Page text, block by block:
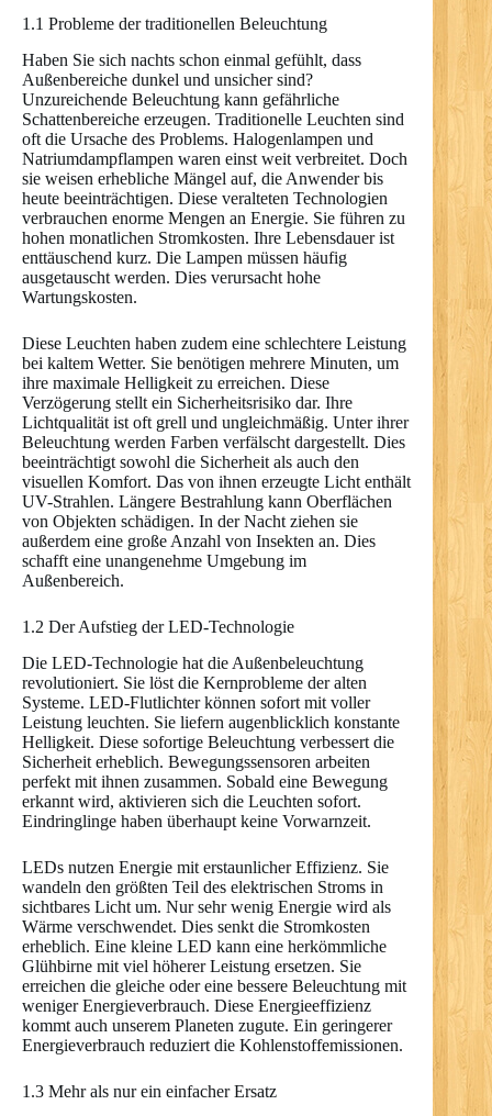
1.1 Probleme der traditionellen Beleuchtung
Haben Sie sich nachts schon einmal gefühlt, dass
Außenbereiche dunkel und unsicher sind?
Unzureichende Beleuchtung kann gefährliche
Schattenbereiche erzeugen. Traditionelle Leuchten sind
oft die Ursache des Problems. Halogenlampen und
Natriumdampflampen waren einst weit verbreitet. Doch
sie weisen erhebliche Mängel auf, die Anwender bis
heute beeinträchtigen. Diese veralteten Technologien
verbrauchen enorme Mengen an Energie. Sie führen zu
hohen monatlichen Stromkosten. Ihre Lebensdauer ist
enttäuschend kurz. Die Lampen müssen häufig
ausgetauscht werden. Dies verursacht hohe
Wartungskosten.
Diese Leuchten haben zudem eine schlechtere Leistung
bei kaltem Wetter. Sie benötigen mehrere Minuten, um
ihre maximale Helligkeit zu erreichen. Diese
Verzögerung stellt ein Sicherheitsrisiko dar. Ihre
Lichtqualität ist oft grell und ungleichmäßig. Unter ihrer
Beleuchtung werden Farben verfälscht dargestellt. Dies
beeinträchtigt sowohl die Sicherheit als auch den
visuellen Komfort. Das von ihnen erzeugte Licht enthält
UV-Strahlen. Längere Bestrahlung kann Oberflächen
von Objekten schädigen. In der Nacht ziehen sie
außerdem eine große Anzahl von Insekten an. Dies
schafft eine unangenehme Umgebung im
Außenbereich.
1.2 Der Aufstieg der LED-Technologie
Die LED-Technologie hat die Außenbeleuchtung
revolutioniert. Sie löst die Kernprobleme der alten
Systeme. LED-Flutlichter können sofort mit voller
Leistung leuchten. Sie liefern augenblicklich konstante
Helligkeit. Diese sofortige Beleuchtung verbessert die
Sicherheit erheblich. Bewegungssensoren arbeiten
perfekt mit ihnen zusammen. Sobald eine Bewegung
erkannt wird, aktivieren sich die Leuchten sofort.
Eindringlinge haben überhaupt keine Vorwarnzeit.
LEDs nutzen Energie mit erstaunlicher Effizienz. Sie
wandeln den größten Teil des elektrischen Stroms in
sichtbares Licht um. Nur sehr wenig Energie wird als
Wärme verschwendet. Dies senkt die Stromkosten
erheblich. Eine kleine LED kann eine herkömmliche
Glühbirne mit viel höherer Leistung ersetzen. Sie
erreichen die gleiche oder eine bessere Beleuchtung mit
weniger Energieverbrauch. Diese Energieeffizienz
kommt auch unserem Planeten zugute. Ein geringerer
Energieverbrauch reduziert die Kohlenstoffemissionen.
1.3 Mehr als nur ein einfacher Ersatz